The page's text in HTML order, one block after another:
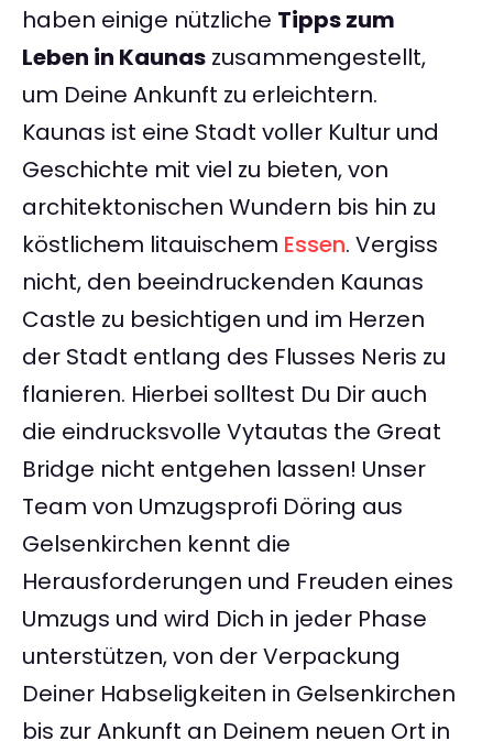
haben einige nützliche Tipps zum
Leben in Kaunas zusammengestellt,
um Deine Ankunft zu erleichtern.
Kaunas ist eine Stadt voller Kultur und
Geschichte mit viel zu bieten, von
architektonischen Wundern bis hin zu
köstlichem litauischem Essen. Vergiss
nicht, den beeindruckenden Kaunas
Castle zu besichtigen und im Herzen
der Stadt entlang des Flusses Neris zu
flanieren. Hierbei solltest Du Dir auch
die eindrucksvolle Vytautas the Great
Bridge nicht entgehen lassen! Unser
Team von Umzugsprofi Döring aus
Gelsenkirchen kennt die
Herausforderungen und Freuden eines
Umzugs und wird Dich in jeder Phase
unterstützen, von der Verpackung
Deiner Habseligkeiten in Gelsenkirchen
bis zur Ankunft an Deinem neuen Ort in